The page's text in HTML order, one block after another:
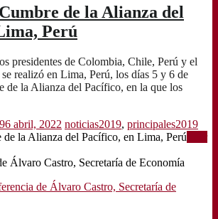
de la Alianza del
Perú
presidentes de Colombia, Chile, Perú y el
realizó en Lima, Perú, los días 5 y 6 de
la Alianza del Pacífico, en la que los
6 abril, 2022 noticias2019, principales2019
la Alianza del Pacífico, en Lima, Perú
Álvaro Castro, Secretaría de Economía